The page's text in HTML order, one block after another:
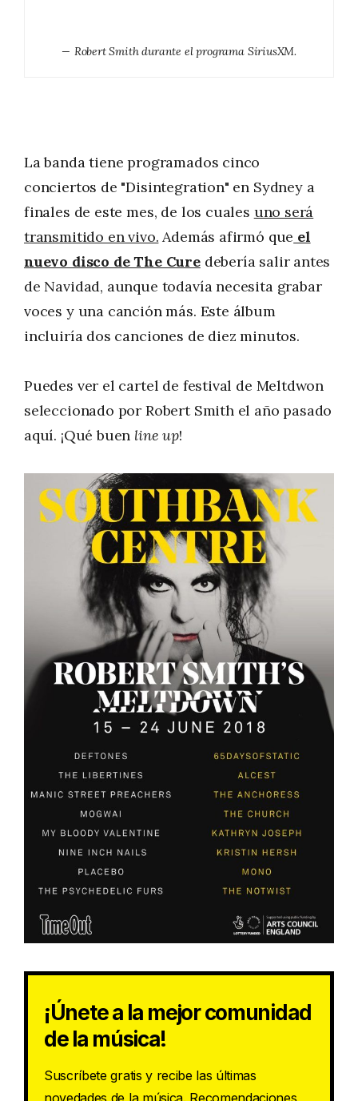
Robert Smith durante el programa SiriusXM.
La banda tiene programados cinco
conciertos de "Disintegration" en Sydney a
finales de este mes, de los cuales uno será
transmitido en vivo. Además afirmó que el
nuevo disco de The Curedebería salir antes
de Navidad, aunque todavía necesita grabar
voces y una canción más. Este álbum
incluiría dos canciones de diez minutos.
Puedes ver el cartel de festival de Meltdwon
seleccionado por Robert Smith el año pasado
aquí. ¡Qué buen line up!
¡Únete a la mejor comunidad
de la música!
Suscríbete gratis y recibe las últimas